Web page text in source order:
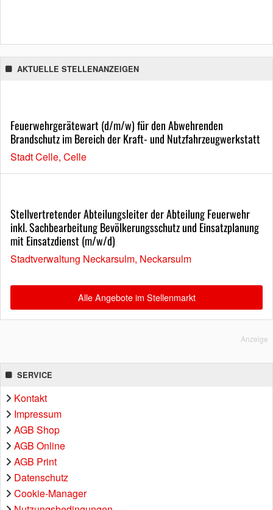
AKTUELLE STELLENANZEIGEN
Feuerwehrgerätewart (d/m/w) für den Abwehrenden
Brandschutz im Bereich der Kraft- und Nutzfahrzeugwerkstatt
Stadt Celle, Celle
Stellvertretender Abteilungsleiter der Abteilung Feuerwehr
inkl. Sachbearbeitung Bevölkerungsschutz und Einsatzplanung
mit Einsatzdienst (m/w/d)
Stadtverwaltung Neckarsulm, Neckarsulm
Alle Angebote im Stellenmarkt
Anzeige
SERVICE
Kontakt
Impressum
AGB Shop
AGB Online
AGB Print
Datenschutz
Cookie-Manager